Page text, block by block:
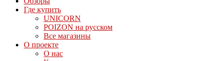
Где купить
UNICORN
POIZON на русском
Все магазины
О проекте
О нас